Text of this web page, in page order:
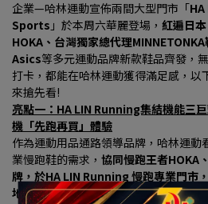
企業—哈林運動宣佈兩間大型門市「
Sports 」於本周六華麗登場， 紅遍日
HOKA、台灣獨家總代理
Asics等多元運動品牌新款鞋品齊發，
打卡，都能在哈林運動獲得滿足感，以
來搶先看!
亮點一：HA LIN Running集結機能三
機「先跑再買」體驗
作為運動用品通路領導品牌，哈林運動
業慢跑鞋的需求， 協同慢跑王者HOKA
牌，於HA LIN Running 慢跑專業門市
地。